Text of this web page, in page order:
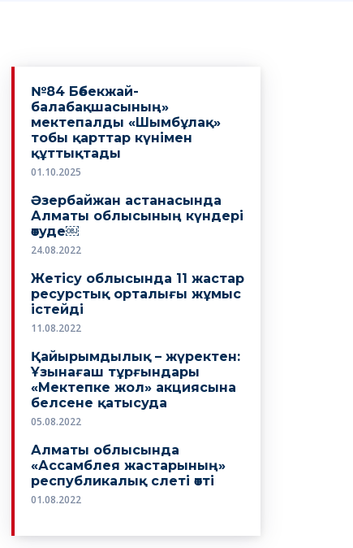
№84 Бөбекжай-
балабақшасының»
мектепалды «Шымбұлақ»
тобы қарттар күнімен
құттықтады
01.10.2025
Әзербайжан астанасында
Алматы облысының күндері
өтуде￼
24.08.2022
Жетісу облысында 11 жастар
ресурстық орталығы жұмыс
істейді
11.08.2022
Қайырымдылық – жүректен:
Ұзынағаш тұрғындары
«Мектепке жол» акциясына
белсене қатысуда
05.08.2022
Алматы облысында
«Ассамблея жастарының»
республикалық слеті өтті
01.08.2022